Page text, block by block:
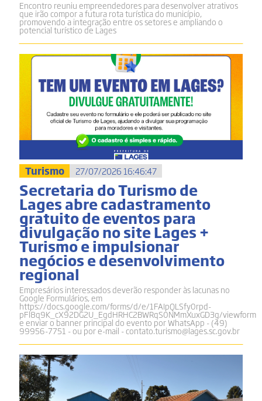
Encontro reuniu empreendedores para desenvolver atrativos
que irão compor a futura rota turística do município,
promovendo a integração entre os setores e ampliando o
potencial turístico de Lages
Turismo 27/07/2026 16:46:47
Secretaria do Turismo de
Lages abre cadastramento
gratuito de eventos para
divulgação no site Lages +
Turismo e impulsionar
negócios e desenvolvimento
regional
Empresários interessados deverão responder às lacunas no
Google Formulários, em
https://docs.google.com/forms/d/e/1FAIpQLSfy0rpd-
pFl8q9K_cX92DG2U_EgdHRHC2BWRqS0NMmXuxGD3g/viewform
e enviar o banner principal do evento por WhatsApp - (49)
99956-7751 - ou por e-mail - contato.turismo@lages.sc.gov.br